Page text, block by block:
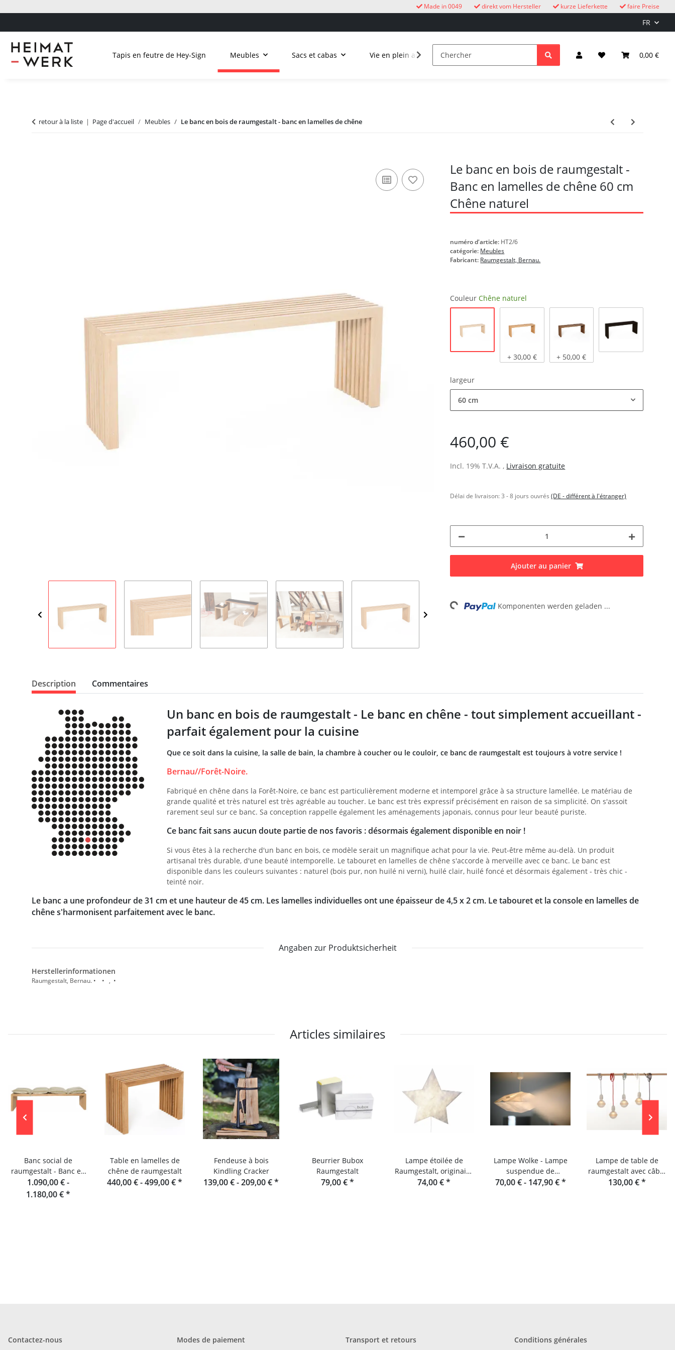
faire Preise
kurze Lieferkette
direkt vom Hersteller
Made in 0049
FR
0,00 €
Tapis en feutre de Hey-Sign Meubles Sacs et cabas Vie en plein air Coucous Éclairage et électricité
retour à la liste Page d'accueil Meubles Le banc en bois de raumgestalt - banc en lamelles de chêne
Le banc en bois de raumgestalt -
Banc en lamelles de chêne 60 cm
Chêne naturel
numéro d'article: HT2/6
catégorie: Meubles
Fabricant: Raumgestalt, Bernau.
CouleurChêne naturel
Chêne naturelChêne clair, huilé
+ 30,00 € Chêne foncé, huilé
+ 50,00 €
largeur
60 cm
460,00 €
Incl. 19% T.V.A. , Livraison gratuite
Délai de livraison:3 - 8 jours ouvrés(DE - différent à l'étranger)
Ajouter au panier
Loading... Komponenten werden geladen ...
Description Commentaires
Un banc en bois de raumgestalt - Le banc en chêne - tout simplement accueillant -
parfait également pour la cuisine
Que ce soit dans la cuisine, la salle de bain, la chambre à coucher ou le couloir, ce banc de raumgestalt est toujours à votre service !
Bernau//Forêt-Noire.
Fabriqué en chêne dans la Forêt-Noire, ce banc est particulièrement moderne et intemporel grâce à sa structure lamellée. Le matériau de
grande qualité et très naturel est très agréable au toucher. Le banc est très expressif précisément en raison de sa simplicité. On s'assoit
rarement seul sur ce banc. Sa conception rappelle également les aménagements japonais, connus pour leur beauté puriste.
Ce banc fait sans aucun doute partie de nos favoris : désormais également disponible en noir !
Si vous êtes à la recherche d'un banc en bois, ce modèle serait un magnifique achat pour la vie. Peut-être même au-delà. Un produit
artisanal très durable, d'une beauté intemporelle. Le tabouret en lamelles de chêne s'accorde à merveille avec ce banc. Le banc est
disponible dans les couleurs suivantes : naturel (bois pur, non huilé ni verni), huilé clair, huilé foncé et désormais également - très chic -
teinté noir.
Le banc a une profondeur de 31 cm et une hauteur de 45 cm. Les lamelles individuelles ont une épaisseur de 4,5 x 2 cm. Le tabouret et la console en lamelles de
chêne s'harmonisent parfaitement avec le banc.
Angaben zur Produktsicherheit
Herstellerinformationen
Raumgestalt, Bernau. • • , •
Articles similaires
Banc social de
raumgestalt - Banc en
lamelles de chêne 180
cm
1.090,00 € -
1.180,00 €*
Table en lamelles de
chêne de raumgestalt
440,00 € -499,00 €*
Fendeuse à bois
Kindling Cracker
139,00 € -209,00 €*
Beurrier Bubox
Raumgestalt
79,00 €*
Lampe étoilée de
Raumgestalt, originaire
de la Forêt-Noire
74,00 €*
Lampe Wolke - Lampe
suspendue de
Raumgestalt
70,00 € - 147,90 €*
Lampe de table de
raumgestalt avec câble
textile
130,00 €*
Contactez-nous Modes de paiement Transport et retours Conditions générales